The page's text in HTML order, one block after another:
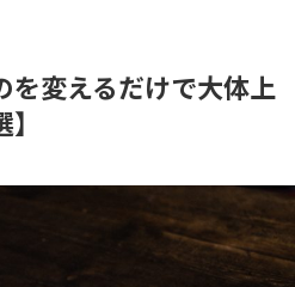
を変えるだけで大体上